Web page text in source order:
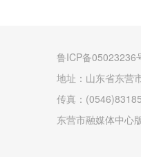
鲁ICP备05023236
地址：山东省东营
传真：
东营市融媒体中心